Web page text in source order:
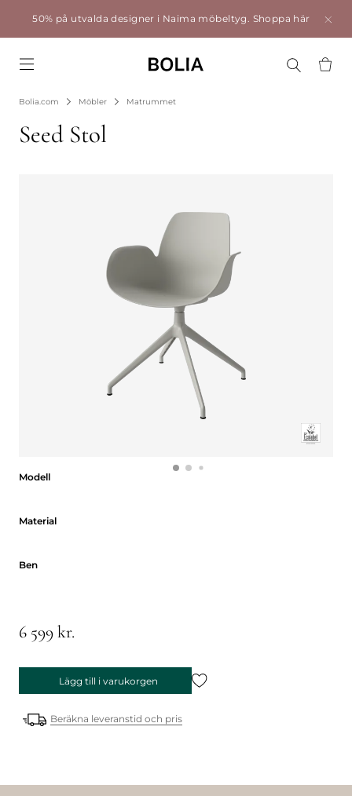
50% på utvalda designer i Naima möbeltyg. Shoppa här
Bolia.com Möbler Matrummet
Seed Stol
Modell
Material
Ben
6 599 kr.
Lägg till i varukorgen
Beräkna leveranstid och pris